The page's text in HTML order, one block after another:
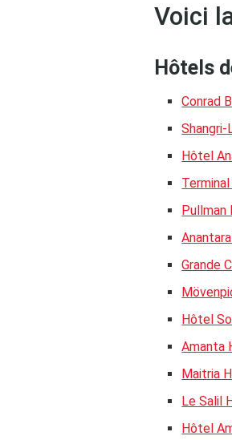
Voici
Hôtels
Conrad
Hôtel
Pullman
Grande
Hôtel
Amanta
Maitria
Le Salil
Hôtel